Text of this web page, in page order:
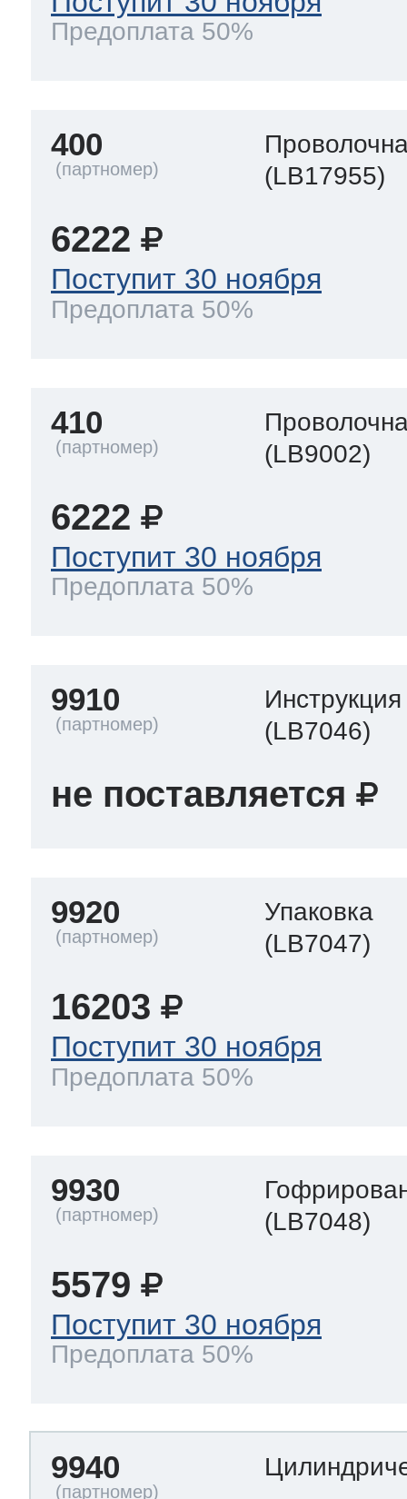
Предоплата 50%
400
(LB17955)
6222
Поступит 30 ноября
Предоплата 50%
410
(LB9002)
6222
Поступит 30 ноября
Предоплата 50%
9910
(LB7046)
не поставляется
9920
Упаковка
(LB7047)
16203
Поступит 30 ноября
Предоплата 50%
9930
(LB7048)
5579
Поступит 30 ноября
Предоплата 50%
9940